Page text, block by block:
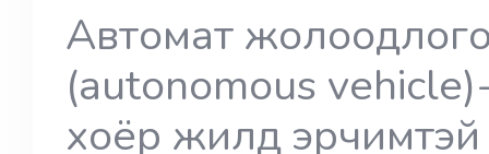
Автомат
(autonomous
хоёр жилд эрчимтэй